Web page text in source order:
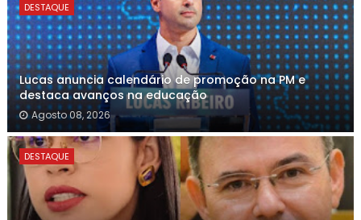
DESTAQUE
Lucas anuncia calendário de promoção na PM e
destaca avanços na educação
Agosto 08, 2026
DESTAQUE